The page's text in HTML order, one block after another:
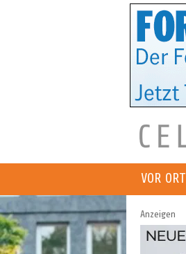
VOR ORT
Anzeigen